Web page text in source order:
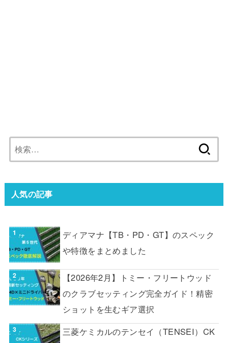
索:
人気の記事
ディアマナ【TB・PD・GT】のスペック
や特徴をまとめました
【2026年2月】トミー・フリートウッド
のクラブセッティング完全ガイド！精密
ショットを生むギア選択
三菱ケミカルのテンセイ（TENSEI）CK